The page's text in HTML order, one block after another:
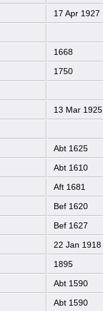
17 Apr 1927
1668
1750
13 Mar 1925
Abt 1625
Abt 1610
Aft 1681
Bef 1620
Bef 1627
22 Jan 1918
1895
Abt 1590
Abt 1590